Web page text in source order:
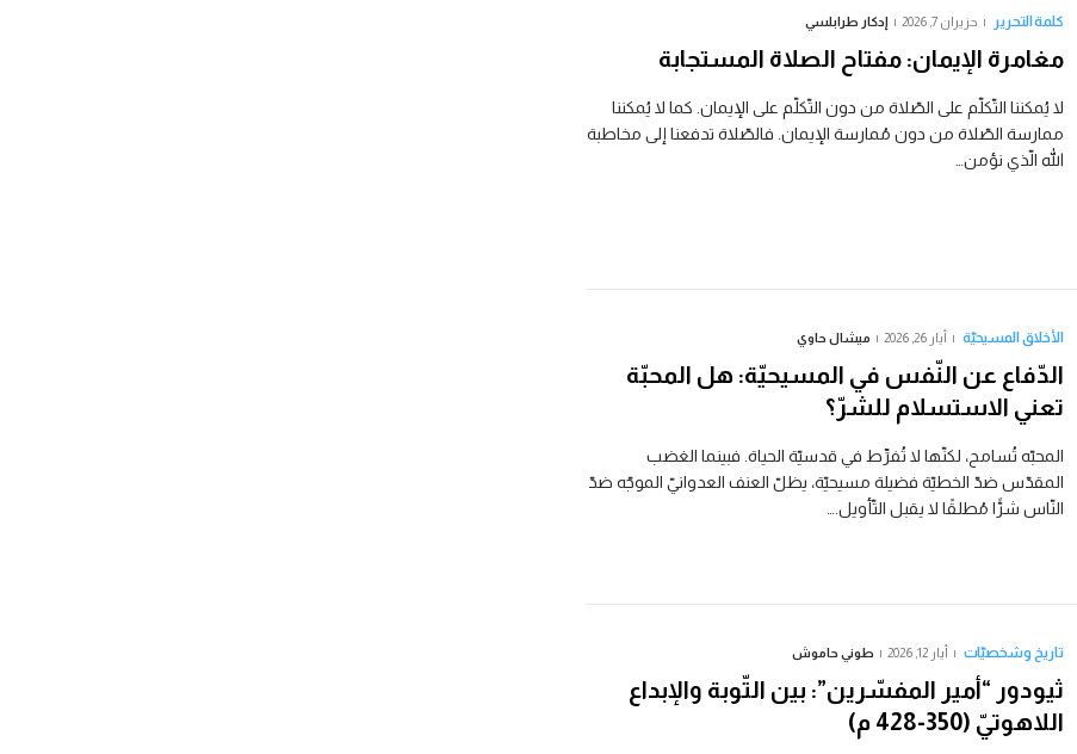
كلمة التحرير حزيران 7, 2026 إدكار طرابلسي
مغامرة الإيمان: مفتاح الصلاة المستجابة
لا يُمكننا التّكلّم على الصّلاة من دون التّكلّم على الإيمان. كما لا يُمكننا
ممارسة الصّلاة من دون مُمارسة الإيمان. فالصّلاة تدفعنا إلى مخاطبة
الله الّذي نؤمن…
الأخلاق المسيحيّة أيار 26, 2026 ميشال حاوي
الدّفاع عن النّفس في المسيحيّة: هل المحبّة
تعني الاستسلام للشرّ؟
المحبّه تُسامح، لكنّها لا تُفرِّط في قدسيّة الحياة. فبينما الغضب
المقدّس ضدّ الخطيّة فضيلة مسيحيّة، يظلّ العنف العدوانيّ الموجّه ضدّ
النّاس شرًّا مُطلقًا لا يقبل التّأويل.…
تاريخ وشخصيّات أيار 12, 2026 طوني حاموش
ثيودور “أمير المفسّرين”: بين التّوبة والإبداع
اللاهوتيّ (350-428 م)